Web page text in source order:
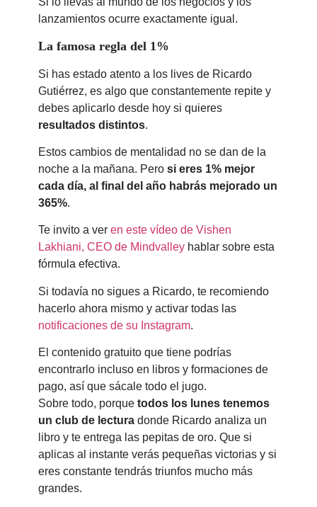
lanzamientos ocurre exactamente igual.
La famosa regla del 1%
Si has estado atento a los lives de Ricardo
Gutiérrez, es algo que constantemente repite y
debes aplicarlo desde hoy si quieres
resultados distintos.
Estos cambios de mentalidad no se dan de la
noche a la mañana. Pero si eres 1% mejor
cada día, al final del año habrás mejorado un
365%.
Te invito a ver en este vídeo de Vishen
Lakhiani, CEO de Mindvalley hablar sobre esta
fórmula efectiva.
Si todavía no sigues a Ricardo, te recomiendo
hacerlo ahora mismo y activar todas las
notificaciones de su Instagram.
El contenido gratuito que tiene podrías
encontrarlo incluso en libros y formaciones de
pago, así que sácale todo el jugo.
Sobre todo, porque todos los lunes tenemos
un club de lectura donde Ricardo analiza un
libro y te entrega las pepitas de oro. Que si
aplicas al instante verás pequeñas victorias y si
eres constante tendrás triunfos mucho más
grandes.